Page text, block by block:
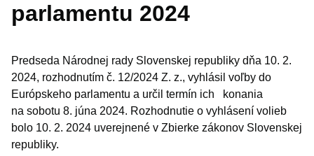
parlamentu 2024
Predseda Národnej rady Slovenskej republiky dňa 10. 2.
2024, rozhodnutím č. 12/2024 Z. z., vyhlásil voľby do
Európskeho parlamentu a určil termín ich konania
na sobotu 8. júna 2024. Rozhodnutie o vyhlásení volieb
bolo 10. 2. 2024 uverejnené v Zbierke zákonov Slovenskej
republiky.